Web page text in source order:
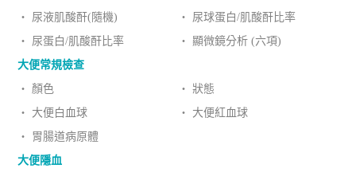
‧ 尿液肌酸酐(隨機)
‧ 尿球蛋白/肌酸酐比率
‧ 尿蛋白/肌酸酐比率
‧ 顯微鏡分析 (六項)
大便常規檢查
‧ 顏色
‧ 狀態
‧ 大便白血球
‧ 大便紅血球
‧ 胃腸道病原體
大便隱血